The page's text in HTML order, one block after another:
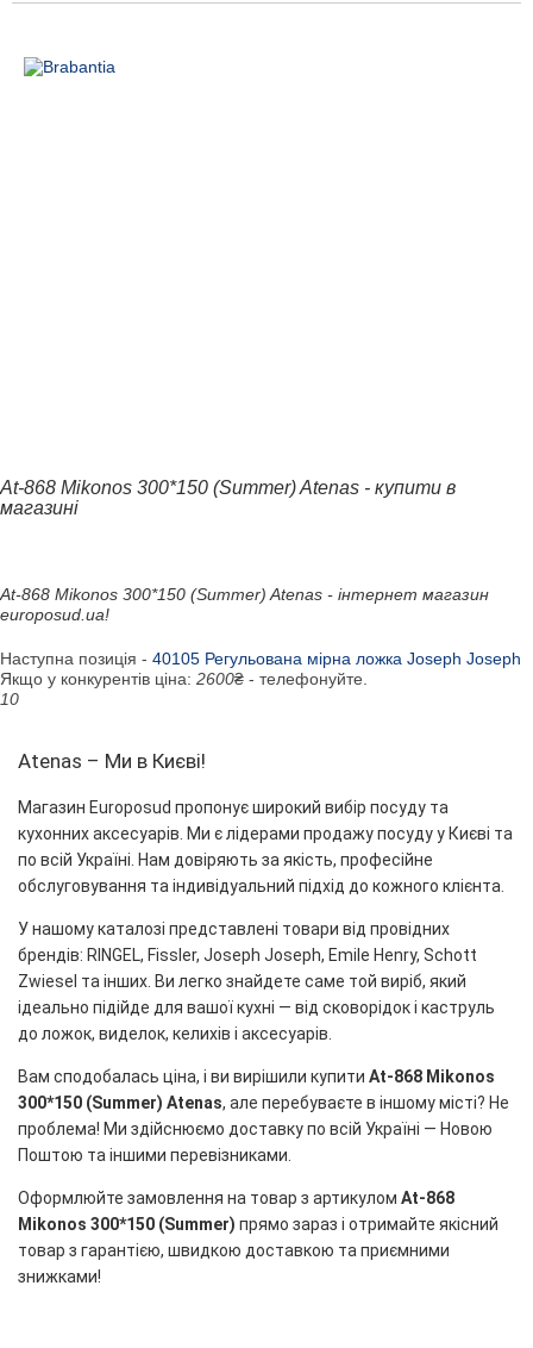
At-868 Mikonos 300*150 (Summer) Atenas - купити в
магазині
At-868 Mikonos 300*150 (Summer) Atenas - інтернет магазин
europosud.ua!
Наступна позиція - 40105 Регульована мірна ложка Joseph Joseph
Якщо у конкурентів ціна: 2600₴ - телефонуйте.
10
Atenas – Ми в Києві!
Магазин Europosud пропонує широкий вибір посуду та
кухонних аксесуарів. Ми є лідерами продажу посуду у Києві та
по всій Україні. Нам довіряють за якість, професійне
обслуговування та індивідуальний підхід до кожного клієнта.
У нашому каталозі представлені товари від провідних
брендів: RINGEL, Fissler, Joseph Joseph, Emile Henry, Schott
Zwiesel та інших. Ви легко знайдете саме той виріб, який
ідеально підійде для вашої кухні — від сковорідок і каструль
до ложок, виделок, келихів і аксесуарів.
Вам сподобалась ціна, і ви вирішили купити At-868 Mikonos
300*150 (Summer) Atenas, але перебуваєте в іншому місті? Не
проблема! Ми здійснюємо доставку по всій Україні — Новою
Поштою та іншими перевізниками.
Оформлюйте замовлення на товар з артикулом At-868
Mikonos 300*150 (Summer) прямо зараз і отримайте якісний
товар з гарантією, швидкою доставкою та приємними
знижками!